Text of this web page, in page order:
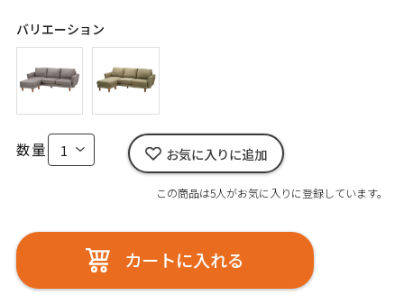
バリエーション
数量 お気に入りに追加
この商品は5人がお気に入りに登録しています。
カートに入れる